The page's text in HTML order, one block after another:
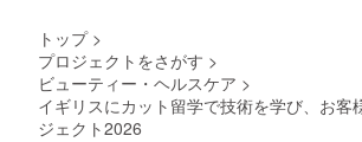
海外ならでは
の感性で、より
おしゃれで個性
トップ >
プロジェクトをさがす >
ビューティー・ヘルスケア >
イギリスにカット留学で技術を学び、お客
ジェクト2026